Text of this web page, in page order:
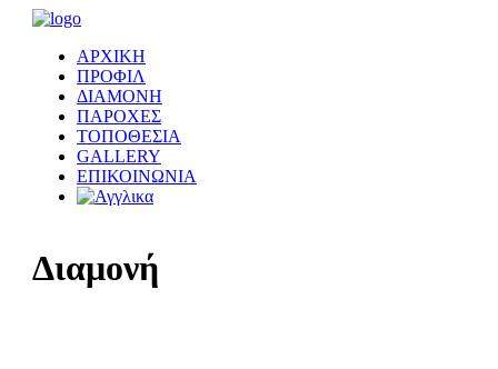
ΑΡΧΙΚΗ
ΠΡΟΦΙΛ
ΔΙΑΜΟΝΗ
ΠΑΡΟΧΕΣ
ΤΟΠΟΘΕΣΙΑ
GALLERY
ΕΠΙΚΟΙΝΩΝΙΑ
Διαμονή